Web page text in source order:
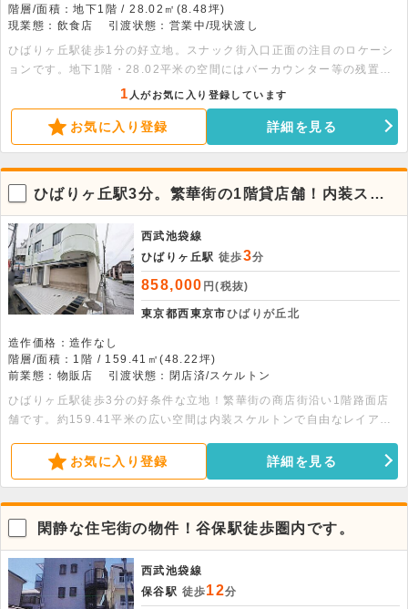
階層/面積：地下1階 / 28.02㎡(8.48坪)
現業態：飲食店
引渡状態：営業中/現状渡し
ひばりヶ丘駅徒歩1分の好立地。スナック街入口正面の注目のロケーシ
ョンです。地下1階・28.02平米の空間にはバーカウンター等の残置設
備があり、すぐに営業開始可能です。お気軽にお問い合わせください。
1 人がお気に入り登録しています
お気に入り登録 詳細を見る
ひばりヶ丘駅3分。繁華街の1階貸店舗！内装スケ
ルトンで自由度高
西武池袋線
ひばりヶ丘駅 徒歩3分
858,000 円(税抜)
東京都西東京市ひばりが丘北
造作価格：造作なし
階層/面積：1階 / 159.41㎡(48.22坪)
前業態：物販店
引渡状態：閉店済/スケルトン
ひばりヶ丘駅徒歩3分の好条件な立地！繁華街の商店街沿い1階路面店
舗です。約159.41平米の広い空間は内装スケルトンで自由なレイアウ
お気に入り登録 詳細を見る
閑静な住宅街の物件！谷保駅徒歩圏内です。
西武池袋線
保谷駅 徒歩12分